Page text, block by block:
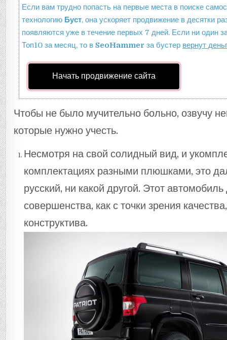
Если вам трудно попасть на первые места в поиске
технологию Буст, она ускоряет продвижение в десятки
появляются уже в течение первых 7 дней. Если ни один
Топ10 за месяц, то вSeoHammer за бустер вернут
Начать продвижение сайта
Чтобы не было мучительно больно, озвучу
которые нужно учесть.
Несмотря на свой солидный вид, и
комплектациях разными плюшками, это
русский, ни какой другой. Этот автомобиль
совершенства, как с точки зрения
конструктива.